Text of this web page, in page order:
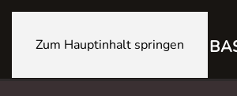
Zum Hauptinhalt springen